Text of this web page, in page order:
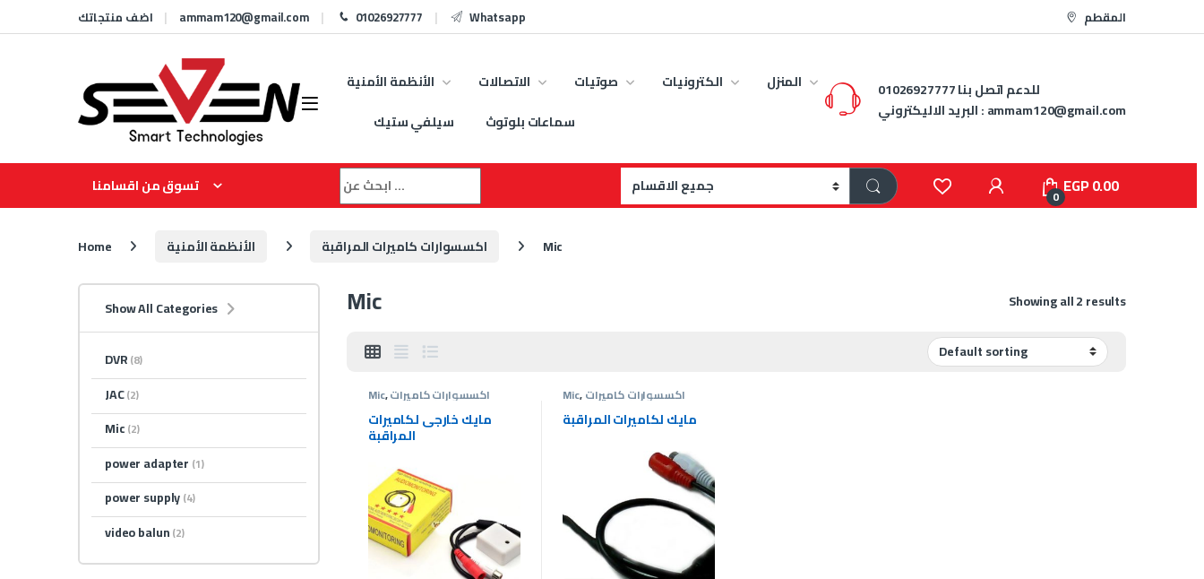
Skip to navigation
Skip to contentاضف منتجاتك ammam120@gmail.com 01026927777 Whatsapp المقطم
الأنظمة الأمنية الاتصالات صوتيات الكترونيات
المنزل
سيلفي ستيك
سماعات بلوتوث
للدعم اتصل بنا01026927777
البريد الاليكتروني :ammam120@gmail.com
تسوق من اقسامنا Search for:
0 EGP0.00
Home الأنظمة الأمنية اكسسوارات كاميرات المراقبة Mic
Mic Showing all 2 results
Mic,اكسسوارات كاميرات
المراقبة,الأنظمة الأمنية
مايك خارجى لكاميرات
المراقبة
Mic,اكسسوارات كاميرات
المراقبة,الأنظمة الأمنية
مايك لكاميرات المراقبة
Show All Categories
DVR(8)
JAC(2)
Mic(2)
power adapter (1)
power supply(4)
video balun(2)